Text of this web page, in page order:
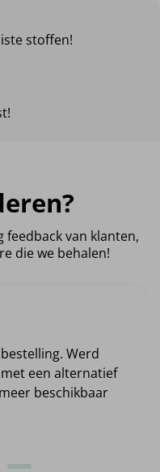
stoffen!
feedback van klanten,
die we behalen!
Werd
een alternatief
beschikbaar